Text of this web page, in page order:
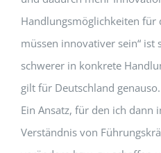
Handlungsmöglichkeiten für
müssen innovativer sein“ ist
schwerer in konkrete
gilt für Deutschland genauso.
Ein Ansatz, für den ich dann
Verständnis von